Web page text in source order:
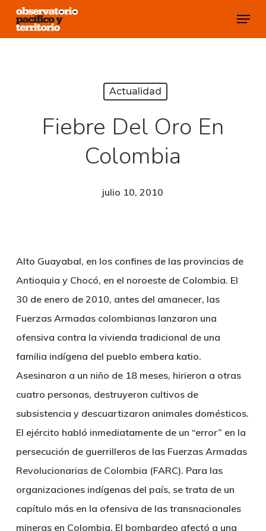
Skip
Menu
Actualidad
Fiebre Del Oro En
Colombia
julio 10, 2010
Alto Guayabal, en los confines de las provincias de
Antioquia y Chocó, en el noroeste de Colombia. El
30 de enero de 2010, antes del amanecer, las
Fuerzas Armadas colombianas lanzaron una
ofensiva contra la vivienda tradicional de una
familia indígena del pueblo embera katio.
Asesinaron a un niño de 18 meses, hirieron a otras
cuatro personas, destruyeron cultivos de
subsistencia y descuartizaron animales domésticos.
El ejército habló inmediatamente de un “error” en la
persecución de guerrilleros de las Fuerzas Armadas
Revolucionarias de Colombia (FARC). Para las
organizaciones indígenas del país, se trata de un
capítulo más en la ofensiva de las transnacionales
mineras en Colombia. El bombardeo afectó a una
Close